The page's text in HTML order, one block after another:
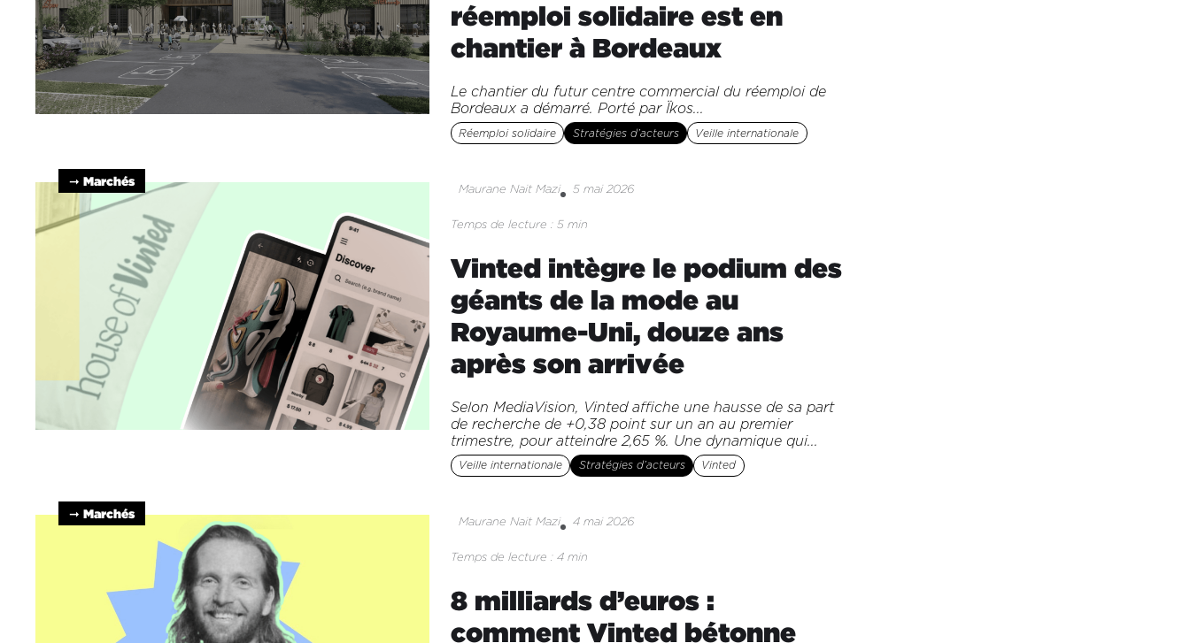
réemploi solidaire est en
chantier à Bordeaux
Le chantier du futur centre commercial du réemploi de
Bordeaux a démarré. Porté par Ïkos...
Réemploi solidaire Stratégies d’acteurs Veille internationale
➞ Marchés
Maurane Nait Mazi 5 mai 2026
Temps de lecture : 5 min
Vinted intègre le podium des
géants de la mode au
Royaume-Uni, douze ans
après son arrivée
Selon MediaVision, Vinted affiche une hausse de sa part
de recherche de +0,38 point sur un an au premier
trimestre, pour atteindre 2,65 %. Une dynamique qui...
Veille internationale Stratégies d’acteurs Vinted
➞ Marchés
Maurane Nait Mazi 4 mai 2026
Temps de lecture : 4 min
8 milliards d’euros :
comment Vinted bétonne